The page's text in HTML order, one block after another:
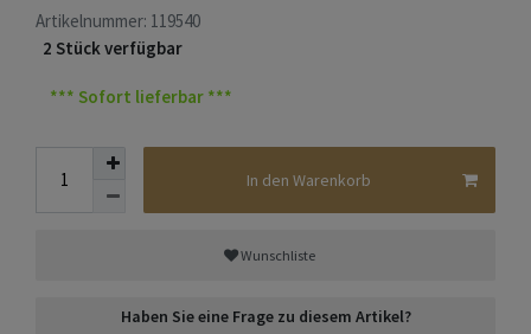
Artikelnummer: 119540
2 Stück verfügbar
*** Sofort lieferbar ***
In den Warenkorb
Wunschliste
Haben Sie eine Frage zu diesem Artikel?